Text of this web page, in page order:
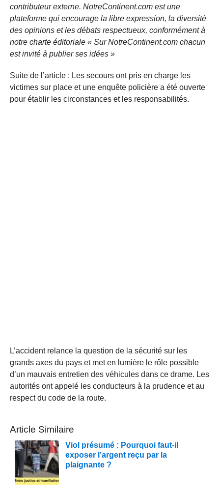
contributeur externe. NotreContinent.com est une
plateforme qui encourage la libre expression, la diversité
des opinions et les débats respectueux, conformément à
notre charte éditoriale « Sur NotreContinent.com chacun
est invité à publier ses idées »
Suite de l’article : Les secours ont pris en charge les
victimes sur place et une enquête policière a été ouverte
pour établir les circonstances et les responsabilités.
L’accident relance la question de la sécurité sur les
grands axes du pays et met en lumière le rôle possible
d’un mauvais entretien des véhicules dans ce drame. Les
autorités ont appelé les conducteurs à la prudence et au
respect du code de la route.
Article Similaire
Viol présumé : Pourquoi faut-il
exposer l’argent reçu par la
plaignante ?